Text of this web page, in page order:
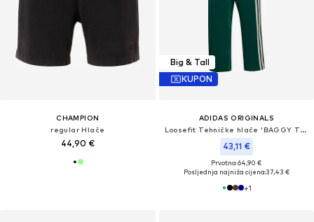
CHAMPION
regular Hlače
44,90 €
Big & Tall
KUPON
ADIDAS ORIGINALS
Loosefit Tehničke hlače 'BAGGY TRACK'
43,11 €
Prvotno: 64,90 €
Posljednja najniža cijena:37,43 €
+1